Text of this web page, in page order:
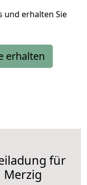
und erhalten Sie
erhalten
für
Merzig